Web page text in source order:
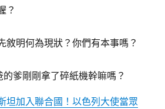
？
敘明何為現狀？你們有本事嗎？
爹剛剛拿了碎紙機幹嘛嗎？
坦加入聯合國！以色列大使當眾